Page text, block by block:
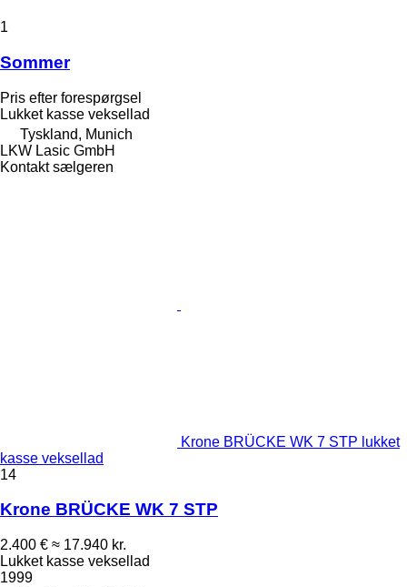
1
Sommer
Pris efter forespørgsel
Lukket kasse veksellad
Tyskland, Munich
LKW Lasic GmbH
Kontakt sælgeren
Krone BRÜCKE WK 7 STP lukket
kasse veksellad
14
Krone BRÜCKE WK 7 STP
2.400 € ≈ 17.940 kr.
Lukket kasse veksellad
1999